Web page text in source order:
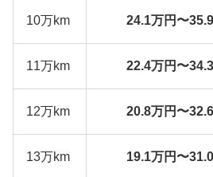
10万km 24.1万円〜
11万km 22.4万円〜
12万km 20.8万円〜
13万km 19.1万円〜